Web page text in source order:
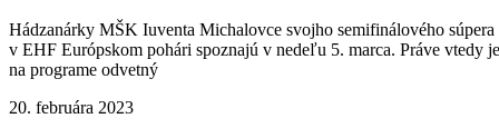
Hádzanárky MŠK Iuventa Michalovce svojho semifinálového súpera
v EHF Európskom pohári spoznajú v nedeľu 5. marca. Práve vtedy je
na programe odvetný
20. februára 2023